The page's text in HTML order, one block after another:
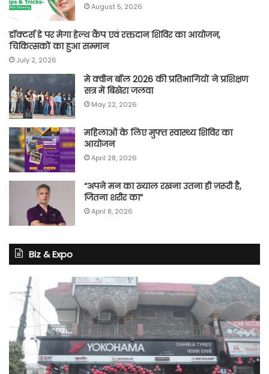
August 5, 2026
डॉक्टर्स डे पर मेगा हेल्थ कैंप एवं रक्तदान शिविर का आयोजन,
चिकित्सकों का हुआ सम्मान
July 2, 2026
मे क्वीन बॉल 2026 की प्रतिभागियों ने प्रशिक्षण
सत्र में बिखेरा जलवा
May 22, 2026
महिलाओं के लिए मुफ्त स्वास्थ्य शिविर का
आयोजन
April 28, 2026
“अपने मन का ख्याल रखना उतना ही ज़रूरी है,
जितना शरीर का”
April 8, 2026
Biz & Expo